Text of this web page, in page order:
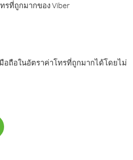
รที่ถูกมากของ Viber
ถือในอัตราค่าโทรที่ถูกมากได้โดยไม่